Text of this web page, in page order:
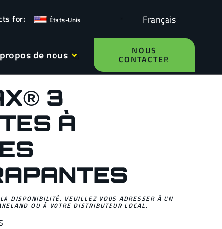
États-Unis Français
de nous NOUS
CONTACTER
3
À
DISPONIBILITÉ, VEUILLEZ VOUS ADRESSER À UN
OU À VOTRE DISTRIBUTEUR LOCAL.